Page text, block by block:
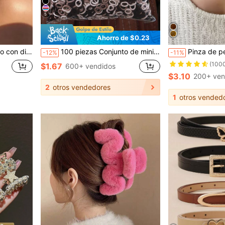
la escuela, la universidad, el otoño, el invierno, las vacaciones, los atuendos de playa
5
Ahorro de $0.23
-12% 100 piezas Conjunto de mini coleteros y coleteros de estilo Y2k en colores surtidos, accesorios de cabello minimalistas de unicolor para combinar con atuendos diarios y peinados casuales de mujer, accesorios para la cabeza de mujer, accesorios para el cabello de mujer, sujetadores de coleta, bandas elásticas para el cabello, scrunchies, cuerda para el cabello, banda elástica, coleteros, accesorios de gimnasia, belleza y maquillaje para mujer
$1.67 600+ vendidos
2 otros vendedores
-11% Pinza de pelo con decoración de flores, regalo perfecto para amigos para uso diario, pinzas de garra,
$3.10 200+
1 otros